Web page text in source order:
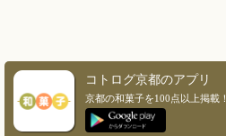
コトログ京都のアプリ
京都の和菓子を100点以上掲載！